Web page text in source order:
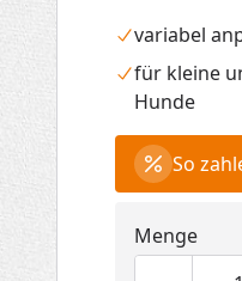
variabel
für kleine
Hunde
So
Menge